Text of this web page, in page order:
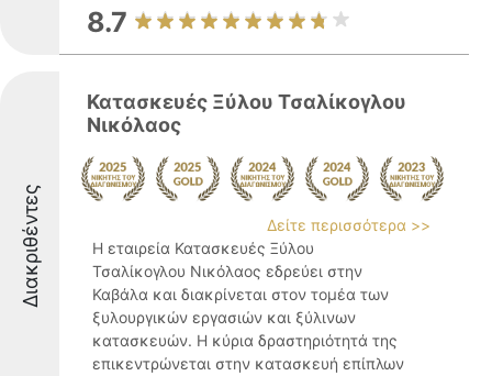
8.7
Διακριθέντες
Κατασκευές Ξύλου Τσαλίκογλου
Νικόλαος
Δείτε περισσότερα >>
Η εταιρεία Κατασκευές Ξύλου
Τσαλίκογλου Νικόλαος εδρεύει στην
Καβάλα και διακρίνεται στον τομέα των
ξυλουργικών εργασιών και ξύλινων
κατασκευών. Η κύρια δραστηριότητά της
επικεντρώνεται στην κατασκευή επίπλων